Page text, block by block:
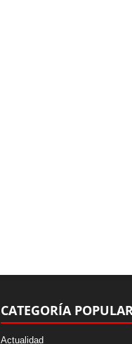
CATEGORÍA
Actualidad